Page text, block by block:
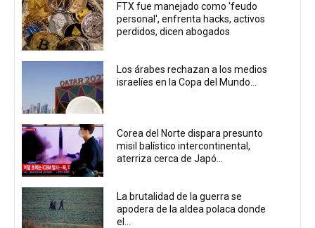
FTX fue manejado como 'feudo
personal', enfrenta hacks, activos
perdidos, dicen abogados
Los árabes rechazan a los medios
israelíes en la Copa del Mundo...
Corea del Norte dispara presunto
misil balístico intercontinental,
aterriza cerca de Japó...
La brutalidad de la guerra se
apodera de la aldea polaca donde
el...